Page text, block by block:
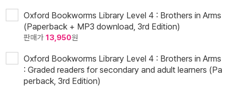
Oxford Bookworms Library Level 4 : Brothers in Arms
(Paperback + MP3 download, 3rd Edition)
판매가 13,950원
Oxford Bookworms Library Level 4 : Brothers in Arms
: Graded readers for secondary and adult learners (Pa
perback, 3rd Edition)